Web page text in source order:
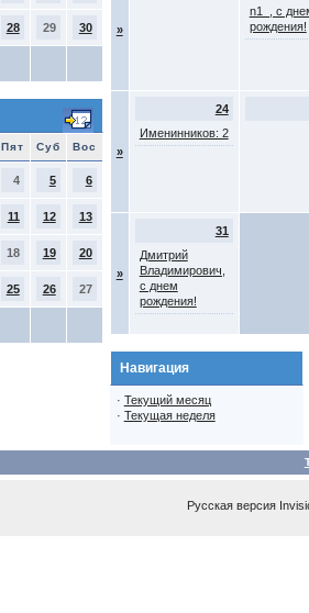
28 29 30
Пят Суб Вос
4 5 6
11 12 13
18 19 20
25 26 27
»
n1_, с
рождения!
»
24
Именинников: 2
»
31
Дмитрий
Владимирович,
с днем
рождения!
Навигация
· Текущий месяц
· Текущая неделя
Русская версия